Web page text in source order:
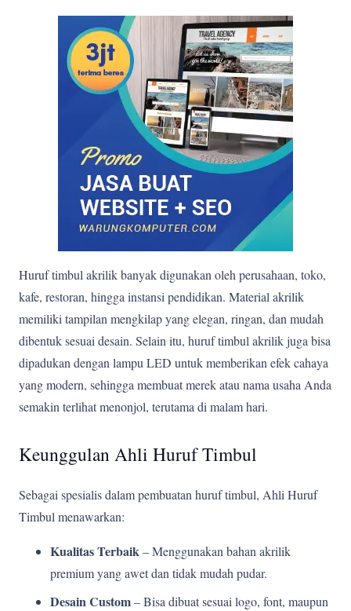
Huruf timbul akrilik banyak digunakan oleh perusahaan, toko,
kafe, restoran, hingga instansi pendidikan. Material akrilik
memiliki tampilan mengkilap yang elegan, ringan, dan mudah
dibentuk sesuai desain. Selain itu, huruf timbul akrilik juga bisa
dipadukan dengan lampu LED untuk memberikan efek cahaya
yang modern, sehingga membuat merek atau nama usaha Anda
semakin terlihat menonjol, terutama di malam hari.
Keunggulan Ahli Huruf Timbul
Sebagai spesialis dalam pembuatan huruf timbul, Ahli Huruf
Timbul menawarkan:
Kualitas Terbaik– Menggunakan bahan akrilik
premium yang awet dan tidak mudah pudar.
Desain Custom– Bisa dibuat sesuai logo, font, maupun